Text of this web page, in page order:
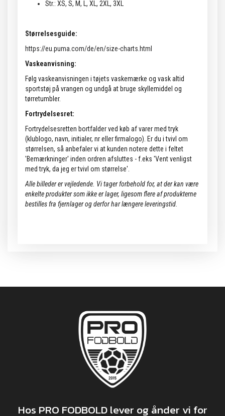
Str.: XS, S, M, L, XL, 2XL, 3XL
Størrelsesguide:
https://eu.puma.com/de/en/size-charts.html
Vaskeanvisning:
Følg vaskeanvisningen i tøjets vaskemærke og vask altid
sportstøj på vrangen og undgå at bruge skyllemiddel og
tørretumbler.
Fortrydelsesret:
Fortrydelsesretten bortfalder ved køb af varer med tryk
(klublogo, navn, initialer, nr eller firmalogo). Er du i tvivl om
størrelsen, så anbefaler vi at kunden notere dette i feltet
'Bemærkninger' inden ordren afsluttes - f.eks 'Vent venligst
med tryk, da jeg er tvivl om størrelse'.
Alle billeder er vejledende. Vi tager forbehold for, at der kan være
enkelte produkter som ikke er lager, ligesom flere af produkterne
bestilles fra fjernlager og derfor har længere leveringstid.
Hos PRO FODBOLD lever og ånder vi for